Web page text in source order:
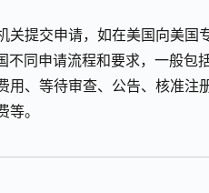
关提交申请，如在美国向美
不同申请流程和要求，一般
用、等待审查、公告、核准注
。